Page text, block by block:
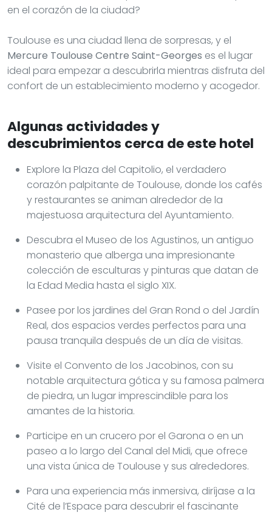
en el corazón de la ciudad?
Toulouse es una ciudad llena de sorpresas, y el
Mercure Toulouse Centre Saint-Georges es el lugar
ideal para empezar a descubrirla mientras disfruta del
confort de un establecimiento moderno y acogedor.
Algunas actividades y
descubrimientos cerca de este hotel
Explore la Plaza del Capitolio, el verdadero
corazón palpitante de Toulouse, donde los cafés
y restaurantes se animan alrededor de la
majestuosa arquitectura del Ayuntamiento.
Descubra el Museo de los Agustinos, un antiguo
monasterio que alberga una impresionante
colección de esculturas y pinturas que datan de
la Edad Media hasta el siglo XIX.
Pasee por los jardines del Gran Rond o del Jardín
Real, dos espacios verdes perfectos para una
pausa tranquila después de un día de visitas.
Visite el Convento de los Jacobinos, con su
notable arquitectura gótica y su famosa palmera
de piedra, un lugar imprescindible para los
amantes de la historia.
Participe en un crucero por el Garona o en un
paseo a lo largo del Canal del Midi, que ofrece
una vista única de Toulouse y sus alrededores.
Para una experiencia más inmersiva, diríjase a la
Cité de l’Espace para descubrir el fascinante